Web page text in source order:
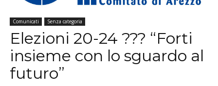
Comunicati Senza categoria
Elezioni 20-24 ??? “Forti
insieme con lo sguardo al
futuro”